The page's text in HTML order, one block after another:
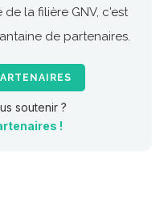
la filière GNV, c'est
de partenaires.
soutenir ?
!